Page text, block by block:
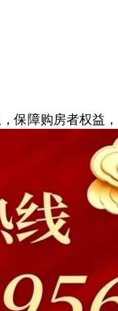
障购房者权益